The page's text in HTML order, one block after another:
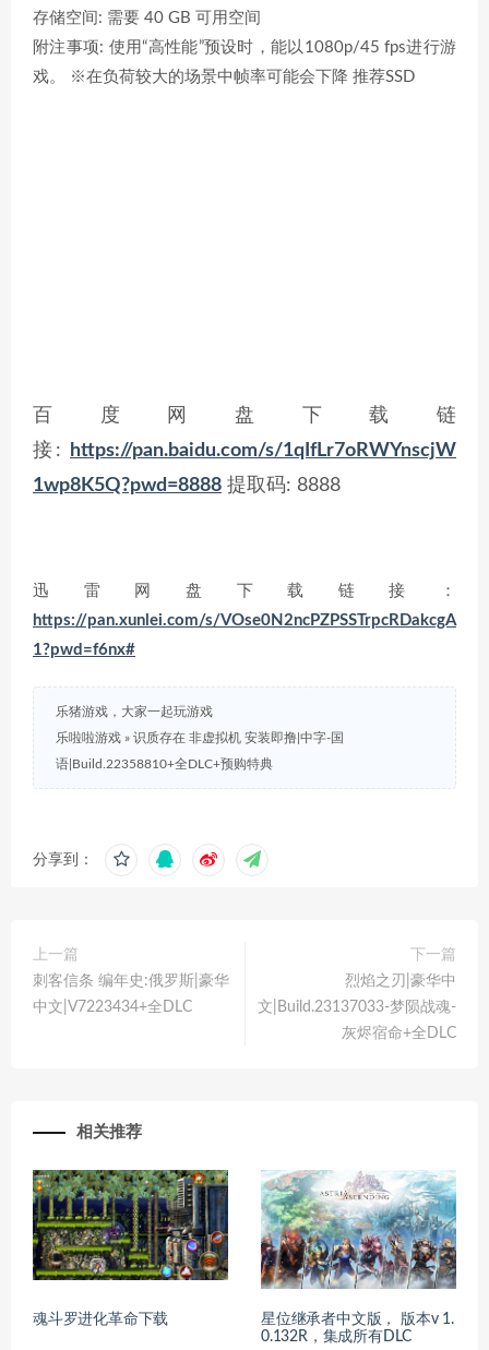
存储空间: 需要 40 GB 可用空间
附注事项: 使用“高性能”预设时，能以1080p/45 fps进行游
戏。 ※在负荷较大的场景中帧率可能会下降 推荐SSD
百度网盘下载链
接:
https://pan.baidu.com/s/1qIfLr7oRWYnscjW
1wp8K5Q?pwd=8888 提取码: 8888
迅雷网盘下载链接：
https://pan.xunlei.com/s/VOse0N2ncPZPSSTrpcRDakcgA
1?pwd=f6nx#
乐猪游戏，大家一起玩游戏
乐啦啦游戏 » 识质存在 非虚拟机 安装即撸|中字-国
语|Build.22358810+全DLC+预购特典
分享到：
上一篇
刺客信条 编年史:俄罗斯|豪华
中文|V7223434+全DLC
下一篇
烈焰之刃|豪华中
文|Build.23137033-梦陨战魂-
灰烬宿命+全DLC
相关推荐
魂斗罗进化革命下载
星位继承者中文版， 版本v 1.
0.132R，集成所有DLC